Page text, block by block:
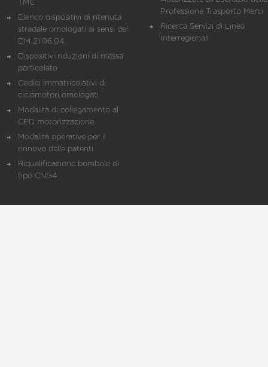
TMC
Elenco dispositivi di ritenuta
stradale omologati ai sensi del
DM 21.06.04
Dispositivi riduzioni di massa
particolato
Codici immatricolativi di
ciclomotori omologati
Modalità di collegamento al
CED motorizzazione
Modalità operative per il
rinnovo delle patenti
Riqualificazione bombole di
tipo CNG4
Professione Trasporto Merci
Ricerca Servizi di Linea
Interregionali